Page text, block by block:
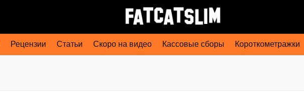
Рецензии Статьи Скоро на видео Кассовые сборы Короткометражки